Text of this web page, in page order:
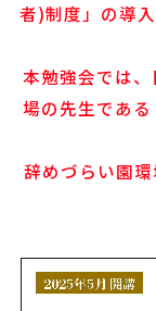
者)制度」の導
本勉強会では
場の先生であ
辞めづらい園